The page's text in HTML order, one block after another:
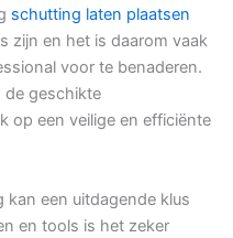
schutting laten plaatsen
zijn en het is daarom vaak
voor te benaderen.
de geschikte
op een veilige en efficiënte
kan een uitdagende klus
en tools is het zeker